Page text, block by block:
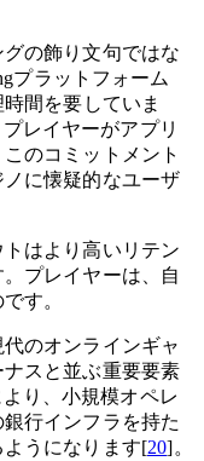
の飾り文句ではな
プラットフォーム
間を要していま
レイヤーがアプリ
のコミットメント
に懐疑的なユーザ
はより高いリテン
プレイヤーは、自
す。
のオンラインギャ
スと並ぶ重要要素
り、小規模オペレ
行インフラを持た
うになります[20]。